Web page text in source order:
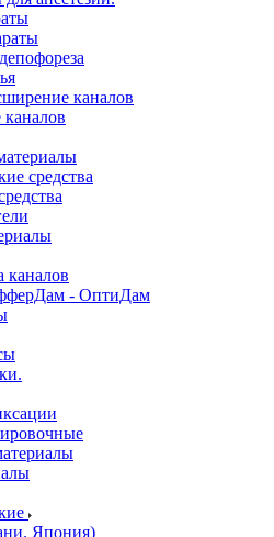
каналов
средства
каналов
- ОптиДам
Япония)